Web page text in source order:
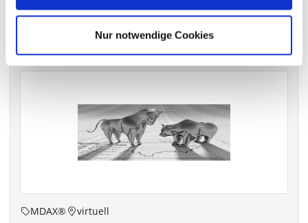
Nur notwendige Cookies
Die nächsten Termine
MDAX®
virtuell